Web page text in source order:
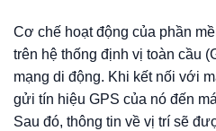
Cơ chế hoạt động của phần
trên hệ thống định vị toàn cầu
mạng di động. Khi kết nối với
gửi tín hiệu GPS của nó đến
Sau đó, thông tin về vị trí sẽ